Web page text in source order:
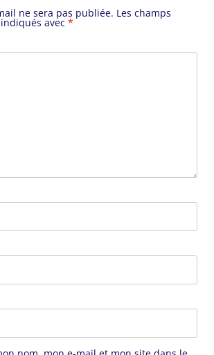
ne sera pas publiée. Les champs
avec *